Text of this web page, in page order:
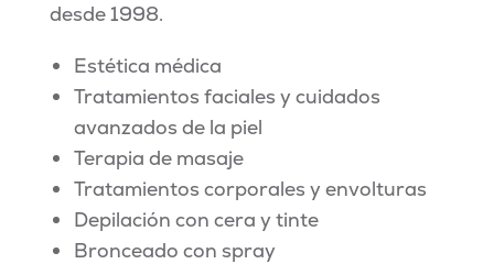
desde 1998.
Estética médica
Tratamientos faciales y cuidados
avanzados de la piel
Terapia de masaje
Tratamientos corporales y envolturas
Depilación con cera y tinte
Bronceado con spray